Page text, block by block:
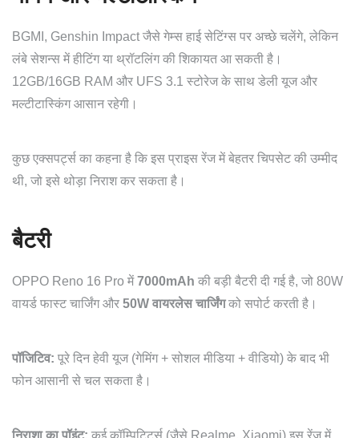
BGMI, Genshin Impact जैसे गेम्स हाई सेटिंग्स पर अच्छे चलेंगे, लेकिन
लंबे सेशन्स में हीटिंग या थ्रॉटलिंग की शिकायत आ सकती है।
12GB/16GB RAM और UFS 3.1 स्टोरेज के साथ डेली यूज और
मल्टीटास्किंग आसान रहेगी।
कुछ एक्सपर्ट्स का कहना है कि इस प्राइस रेंज में बेहतर चिपसेट की उम्मीद
थी, जो इसे थोड़ा निराश कर सकता है।
बैटरी
OPPO Reno 16 Pro में7000mAh की बड़ी बैटरी दी गई है, जो 80W
वायर्ड फास्ट चार्जिंग और 50W वायरलेस चार्जिंगको सपोर्ट करती है।
पॉजिटिव: पूरे दिन हेवी यूज (गेमिंग + सोशल मीडिया + वीडियो) के बाद भी
फोन आसानी से चल सकता है।